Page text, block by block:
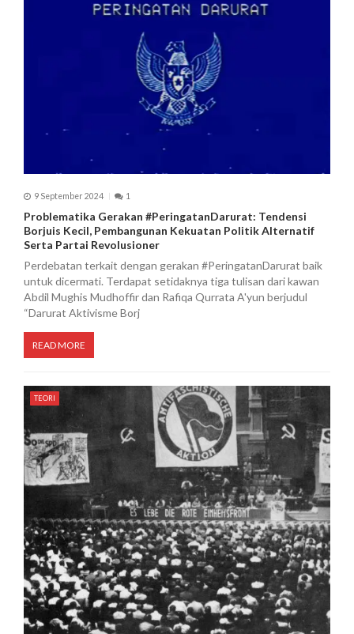
9 September 2024 1
Problematika Gerakan #PeringatanDarurat: Tendensi
Borjuis Kecil, Pembangunan Kekuatan Politik Alternatif
Serta Partai Revolusioner
Perdebatan terkait dengan gerakan #PeringatanDarurat baik
untuk dicermati. Terdapat setidaknya tiga tulisan dari kawan
Abdil Mughis Mudhoffir dan Rafiqa Qurrata A'yun berjudul
“Darurat Aktivisme Borj
READ MORE
TEORI